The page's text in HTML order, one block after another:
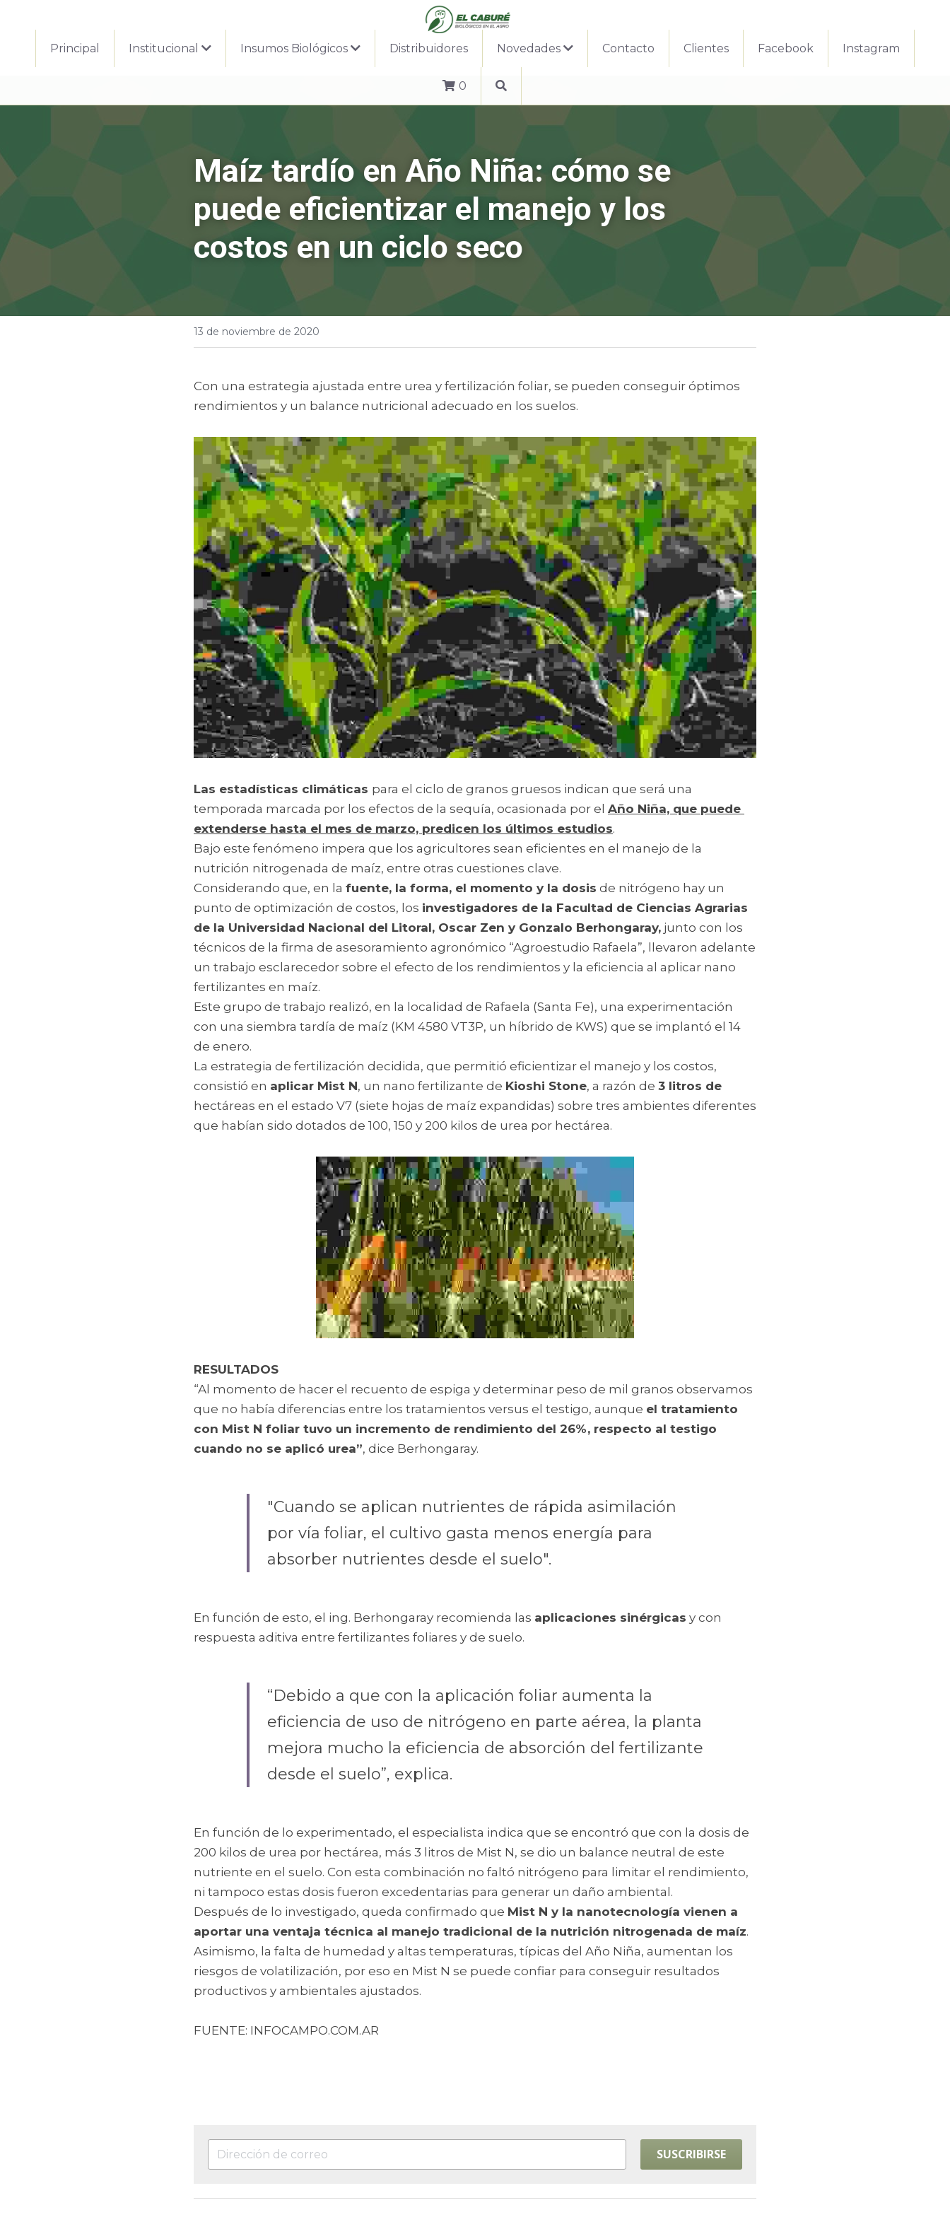
Principal Institucional Insumos Biológicos Distribuidores Novedades Contacto Clientes Facebook Instagram
0
Maíz tardío en Año Niña: cómo se
puede eficientizar el manejo y los
costos en un ciclo seco
13 de noviembre de 2020
Con una estrategia ajustada entre urea y fertilización foliar, se pueden conseguir óptimos
rendimientos y un balance nutricional adecuado en los suelos.
Las estadísticas climáticas para el ciclo de granos gruesos indican que será una
temporada marcada por los efectos de la sequía, ocasionada por el Año Niña, que puede
extenderse hasta el mes de marzo, predicen los últimos estudios.
Bajo este fenómeno impera que los agricultores sean eficientes en el manejo de la
nutrición nitrogenada de maíz, entre otras cuestiones clave.
Considerando que, en la fuente, la forma, el momento y la dosis de nitrógeno hay un
punto de optimización de costos, los investigadores de la Facultad de Ciencias Agrarias
de la Universidad Nacional del Litoral, Oscar Zen y Gonzalo Berhongaray, junto con los
técnicos de la firma de asesoramiento agronómico “Agroestudio Rafaela”, llevaron adelante
un trabajo esclarecedor sobre el efecto de los rendimientos y la eficiencia al aplicar nano
fertilizantes en maíz.
Este grupo de trabajo realizó, en la localidad de Rafaela (Santa Fe), una experimentación
con una siembra tardía de maíz (KM 4580 VT3P, un híbrido de KWS) que se implantó el 14
de enero.
La estrategia de fertilización decidida, que permitió eficientizar el manejo y los costos,
consistió en aplicar Mist N, un nano fertilizante de Kioshi Stone, a razón de 3 litros de
hectáreas en el estado V7 (siete hojas de maíz expandidas) sobre tres ambientes diferentes
que habían sido dotados de 100, 150 y 200 kilos de urea por hectárea.
RESULTADOS
“Al momento de hacer el recuento de espiga y determinar peso de mil granos observamos
que no había diferencias entre los tratamientos versus el testigo, aunque el tratamiento
con Mist N foliar tuvo un incremento de rendimiento del 26%, respecto al testigo
cuando no se aplicó urea”, dice Berhongaray.
"Cuando se aplican nutrientes de rápida asimilación
por vía foliar, el cultivo gasta menos energía para
absorber nutrientes desde el suelo".
En función de esto, el ing. Berhongaray recomienda las aplicaciones sinérgicas y con
respuesta aditiva entre fertilizantes foliares y de suelo.
“Debido a que con la aplicación foliar aumenta la
eficiencia de uso de nitrógeno en parte aérea, la planta
mejora mucho la eficiencia de absorción del fertilizante
desde el suelo”, explica.
En función de lo experimentado, el especialista indica que se encontró que con la dosis de
200 kilos de urea por hectárea, más 3 litros de Mist N, se dio un balance neutral de este
nutriente en el suelo. Con esta combinación no faltó nitrógeno para limitar el rendimiento,
ni tampoco estas dosis fueron excedentarias para generar un daño ambiental.
Después de lo investigado, queda confirmado que Mist N y la nanotecnología vienen a
aportar una ventaja técnica al manejo tradicional de la nutrición nitrogenada de maíz.
Asimismo, la falta de humedad y altas temperaturas, típicas del Año Niña, aumentan los
riesgos de volatilización, por eso en Mist N se puede confiar para conseguir resultados
productivos y ambientales ajustados.
FUENTE: INFOCAMPO.COM.AR
SUSCRIBIRSE